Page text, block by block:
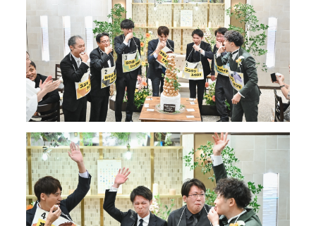
FAIR フェア
PHOTO 会場写真
STAFF インタビュー
PLAN プラン
REPORT 卒ハナレポート
REQUEST 資料請求